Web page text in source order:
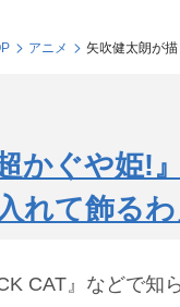
アニメ 矢吹健太朗が
かぐや姫!
れて飾るわ
CAT』などで知